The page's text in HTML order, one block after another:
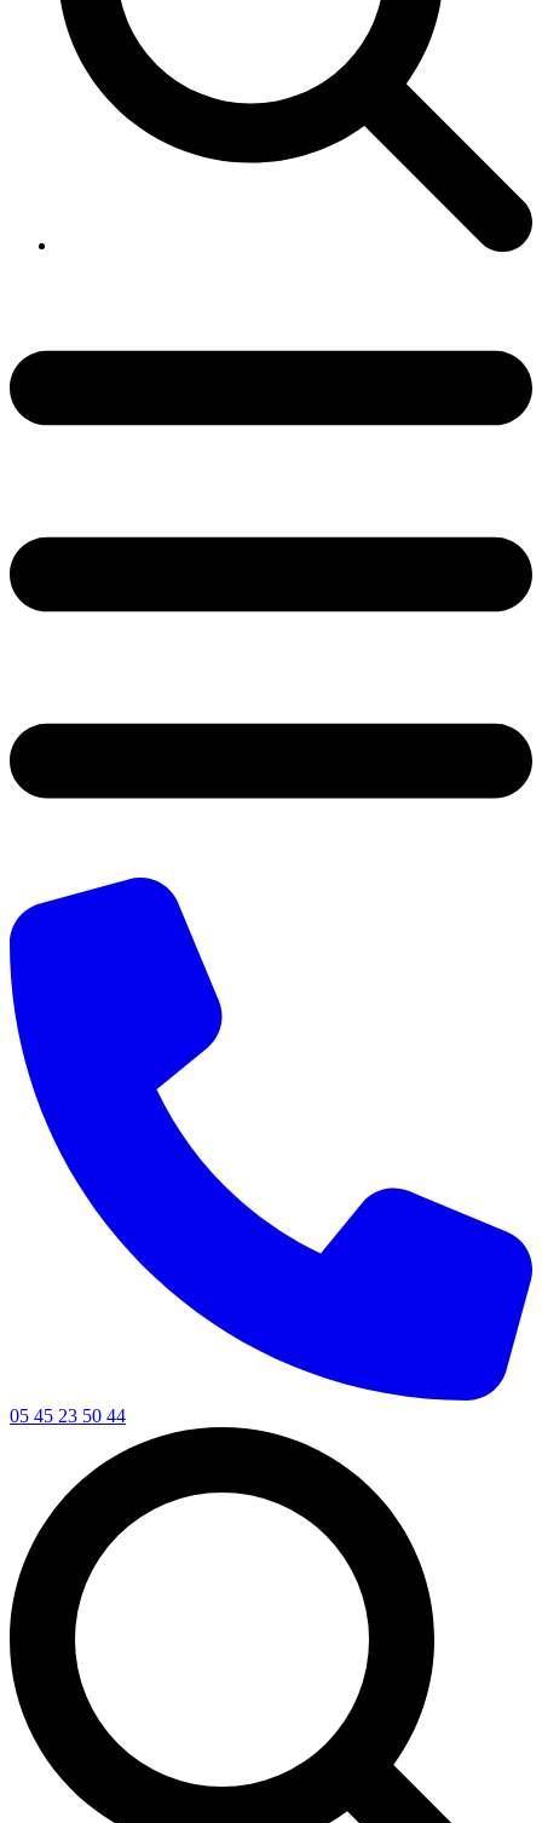
05 45 23 50 44